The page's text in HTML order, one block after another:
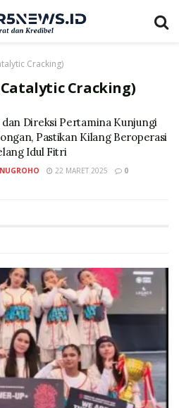
Cracking)
Catalytic Cracking)
dan Direksi Pertamina Kunjungi
Pastikan Kilang Beroperasi
Idul Fitri
22 MARET 2025 0